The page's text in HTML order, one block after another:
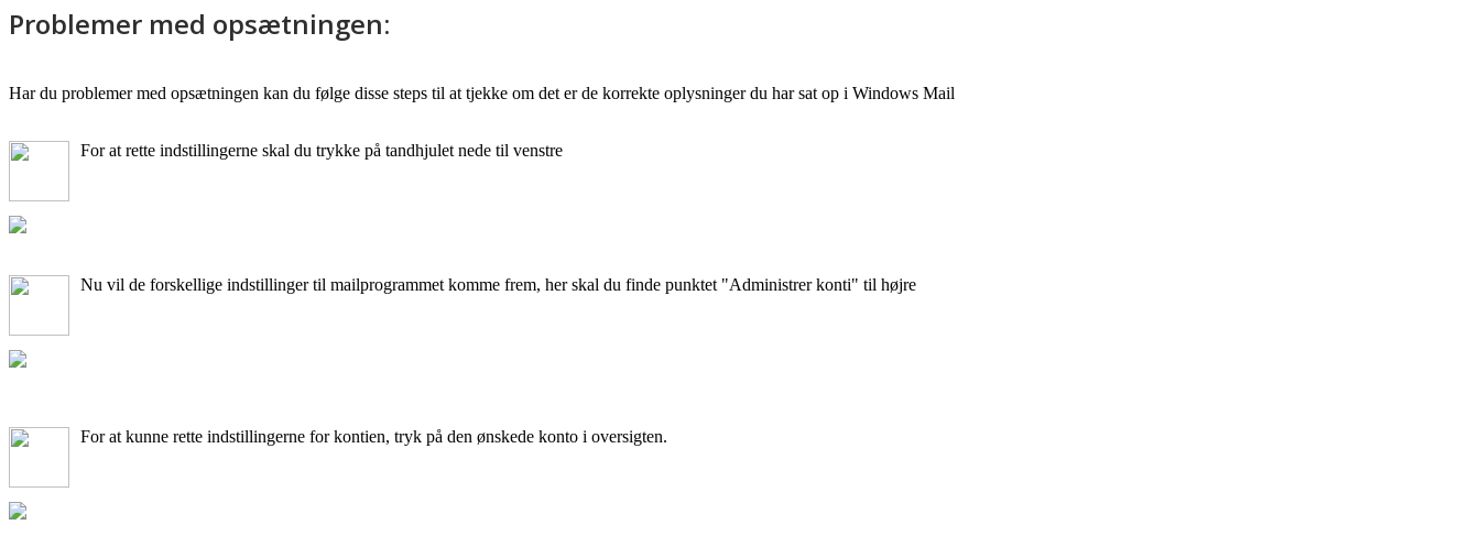
Problemer med opsætningen:
Har du problemer med opsætningen kan du følge disse steps til at tjekke om det er de korrekte oplysninger du har sat op i Windows Mail
For at rette indstillingerne skal du trykke på tandhjulet nede til venstre
Nu vil de forskellige indstillinger til mailprogrammet komme frem, her skal du finde punktet "Administrer konti" til højre
For at kunne rette indstillingerne for kontien, tryk på den ønskede konto i oversigten.